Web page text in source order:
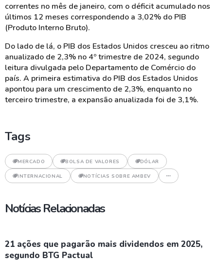
correntes no mês de janeiro, com o déficit acumulado nos
últimos 12 meses correspondendo a 3,02% do PIB
(Produto Interno Bruto).
Do lado de lá, o PIB dos Estados Unidos cresceu ao ritmo
anualizado de 2,3% no 4º trimestre de 2024, segundo
leitura divulgada pelo Departamento de Comércio do
país. A primeira estimativa do PIB dos Estados Unidos
apontou para um crescimento de 2,3%, enquanto no
terceiro trimestre, a expansão anualizada foi de 3,1%.
Tags
MERCADO BOLSA DE VALORES DÓLAR
INTERNACIONAL NOTÍCIAS SOBRE AMBEV
Notícias Relacionadas
21 ações que pagarão mais dividendos em 2025,
segundo BTG Pactual